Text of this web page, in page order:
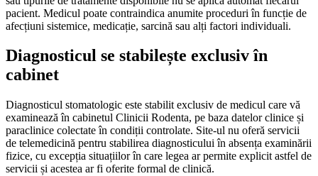
pacient. Medicul poate contraindica anumite proceduri în funcție de
afecțiuni sistemice, medicație, sarcină sau alți factori individuali.
Diagnosticul se stabilește exclusiv în
cabinet
Diagnosticul stomatologic este stabilit exclusiv de medicul care vă
examinează în cabinetul Clinicii Rodenta, pe baza datelor clinice și
paraclinice colectate în condiții controlate. Site-ul nu oferă servicii
de telemedicină pentru stabilirea diagnosticului în absența examinării
fizice, cu excepția situațiilor în care legea ar permite explicit astfel de
servicii și acestea ar fi oferite formal de clinică.